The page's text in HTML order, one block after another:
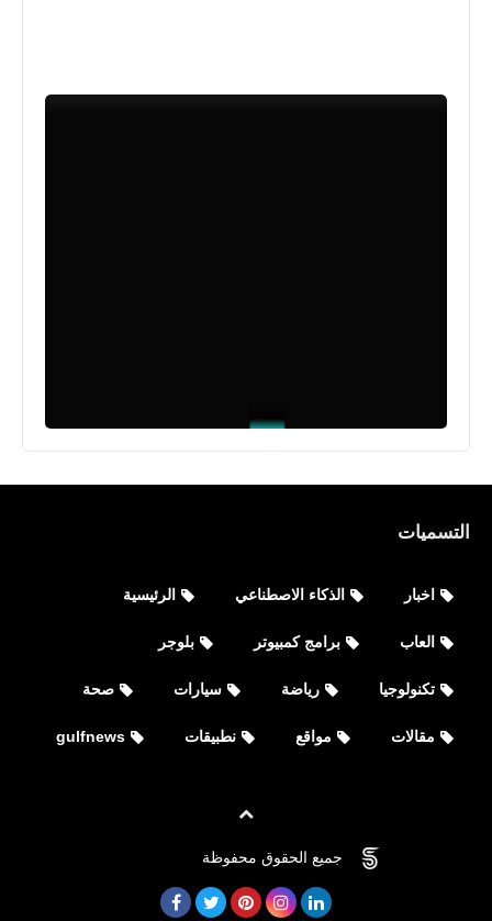
التسميات
اخبار الذكاء الاصطناعي الرئيسية
العاب برامج كمبيوتر بلوجر
تكنولوجيا رياضة سيارات صحة
مقالات مواقع نطبيقات gulfnews
جميع الحقوق محفوظة